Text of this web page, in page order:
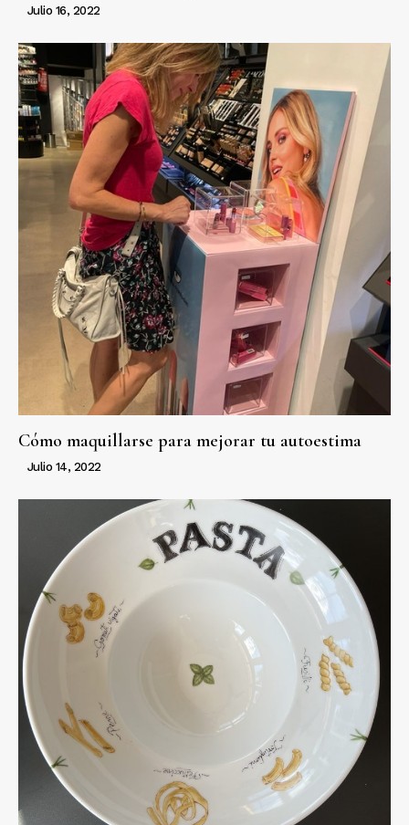
Julio 16, 2022
Cómo maquillarse para mejorar tu autoestima
Julio 14, 2022